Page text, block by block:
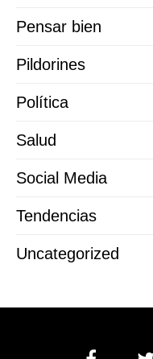
Pensar bien
Pildorines
Política
Salud
Social Media
Tendencias
Uncategorized